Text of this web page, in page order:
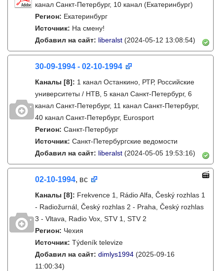
канал Санкт-Петербург, 10 канал (Екатеринбург)
Регион: Екатеринбург
Источник: На смену!
Добавил на сайт: liberalst (2024-05-12 13:08:54)
30-09-1994 - 02-10-1994
Каналы [8]: 1 канал Останкино, РТР, Российские
университеты / НТВ, 5 канал Санкт-Петербург, 6
канал Санкт-Петербург, 11 канал Санкт-Петербург,
40 канал Санкт-Петербург, Eurosport
Регион: Санкт-Петербург
Источник: Санкт-Петербургские ведомости
Добавил на сайт: liberalst (2024-05-05 19:53:16)
02-10-1994, вс
Каналы [8]: Frekvence 1, Rádio Alfa, Český rozhlas 1
- Radiožurnál, Český rozhlas 2 - Praha, Český rozhlas
3 - Vltava, Radio Vox, STV 1, STV 2
Регион: Чехия
Источник: Týdeník televize
Добавил на сайт: dimlys1994 (2025-09-16
11:00:34)